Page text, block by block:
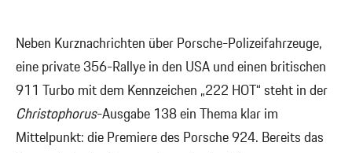
Neben Kurznachrichten über Porsche-Polizeifahrzeuge,
eine private 356-Rallye in den USA und einen britischen
911 Turbo mit dem Kennzeichen „222 HOT“ steht in der
Christophorus-Ausgabe 138 ein Thema klar im
Mittelpunkt: die Premiere des Porsche 924. Bereits das